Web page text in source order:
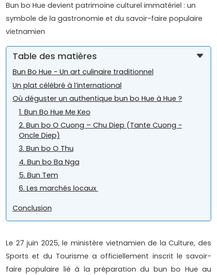
Bun bo Hue devient patrimoine culturel immatériel : un
symbole de la gastronomie et du savoir-faire populaire
vietnamien
Table des matières
Bun Bo Hue - Un art culinaire traditionnel
Un plat célébré à l’international
Où déguster un authentique bun bo Hue à Hue ?
1. Bun Bo Hue Me Keo
2. Bun bo O Cuong – Chu Diep (Tante Cuong -
Oncle Diep)
3. Bun bo O Thu
4. Bun bo Ba Nga
5. Bun Tem
6. Les marchés locaux
Conclusion
Le 27 juin 2025, le ministère vietnamien de la Culture, des
Sports et du Tourisme a officiellement inscrit le savoir-
faire populaire lié à la préparation du bun bo Hue au